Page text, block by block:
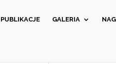
PUBLIKACJE GALERIA